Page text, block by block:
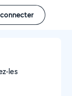
les